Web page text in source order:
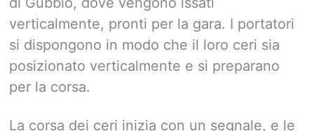
verticalmente, pronti per la gara. I portatori
si dispongono in modo che il loro ceri sia
posizionato verticalmente e si preparano
per la corsa.
La corsa dei ceri inizia con un segnale, e le